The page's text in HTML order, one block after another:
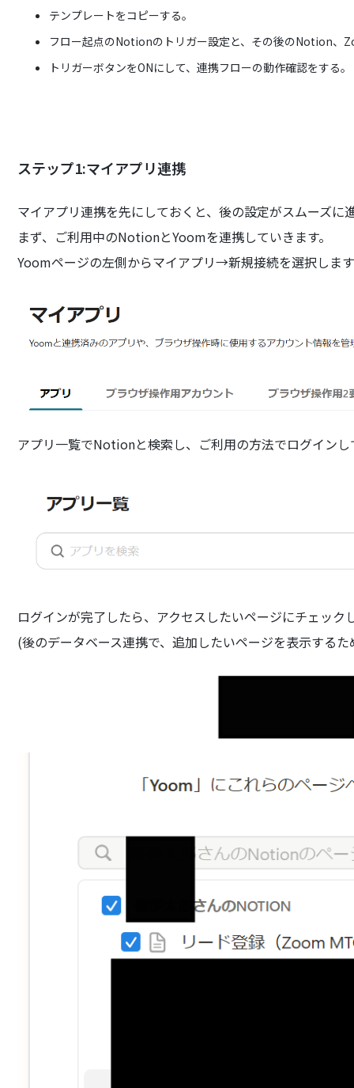
テンプレートをコピーする。
フロー起点のNotionのトリガー設定と、その後のNotion、
トリガーボタンをONにして、連携フローの動作確認をする。
ステップ1:マイアプリ連携
マイアプリ連携を先にしておくと、後の設定がスムーズに
まず、ご利用中のNotionとYoomを連携していきます。
Yoomページの左側からマイアプリ→新規接続を選択しま
アプリ一覧でNotionと検索し、ご利用の方法でログイン
ログインが完了したら、アクセスしたいページにチェック
(後のデータベース連携で、追加したいページを表示するた